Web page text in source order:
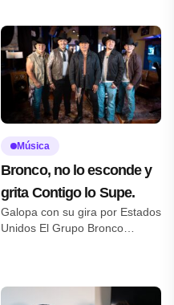
Música
Bronco, no lo esconde y
grita Contigo lo Supe.
Galopa con su gira por Estados
Unidos El Grupo Bronco
realizada en Adoro Bar,